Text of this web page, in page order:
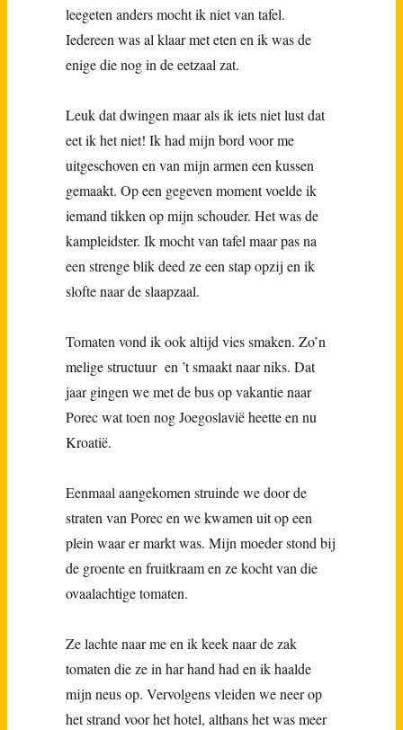
leegeten anders mocht ik niet van tafel.
Iedereen was al klaar met eten en ik was de
enige die nog in de eetzaal zat.
Leuk dat dwingen maar als ik iets niet lust dat
eet ik het niet! Ik had mijn bord voor me
uitgeschoven en van mijn armen een kussen
gemaakt. Op een gegeven moment voelde ik
iemand tikken op mijn schouder. Het was de
kampleidster. Ik mocht van tafel maar pas na
een strenge blik deed ze een stap opzij en ik
slofte naar de slaapzaal.
Tomaten vond ik ook altijd vies smaken. Zo’n
melige structuur en ’t smaakt naar niks. Dat
jaar gingen we met de bus op vakantie naar
Porec wat toen nog Joegoslavië heette en nu
Kroatië.
Eenmaal aangekomen struinde we door de
straten van Porec en we kwamen uit op een
plein waar er markt was. Mijn moeder stond bij
de groente en fruitkraam en ze kocht van die
ovaalachtige tomaten.
Ze lachte naar me en ik keek naar de zak
tomaten die ze in har hand had en ik haalde
mijn neus op. Vervolgens vleiden we neer op
het strand voor het hotel, althans het was meer